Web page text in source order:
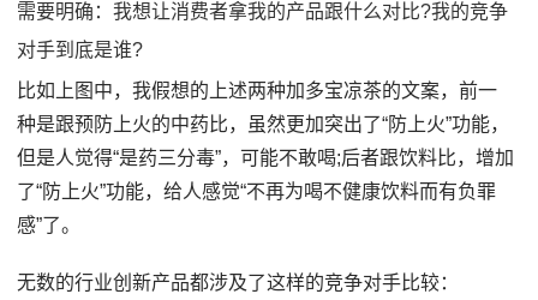
需要明确：我想让消费者拿我的产品跟什么对比?我的竞争
对手到底是谁?
比如上图中，我假想的上述两种加多宝凉茶的文案，前一
种是跟预防上火的中药比，虽然更加突出了“防上火”功能，
但是人觉得“是药三分毒”，可能不敢喝;后者跟饮料比，增加
了“防上火”功能，给人感觉“不再为喝不健康饮料而有负罪
感”了。
无数的行业创新产品都涉及了这样的竞争对手比较：